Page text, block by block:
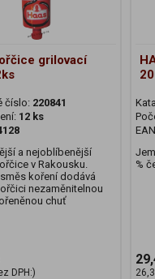
grilovací
číslo: 220841
12 ks
a nejoblíbenější
v Rakousku.
koření dodává
nezaměnitelnou
chuť
DPH:)
%